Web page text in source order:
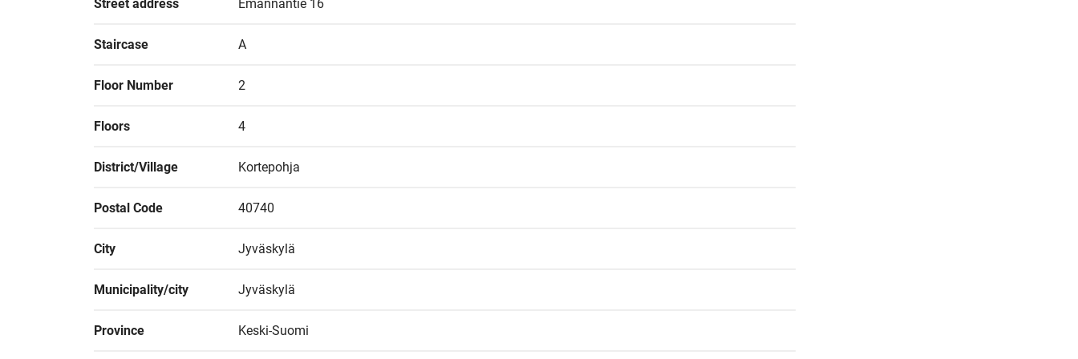
Street address Emännäntie 16
Staircase A
Floor Number 2
Floors 4
District/Village Kortepohja
Postal Code 40740
City Jyväskylä
Municipality/city Jyväskylä
Province Keski-Suomi